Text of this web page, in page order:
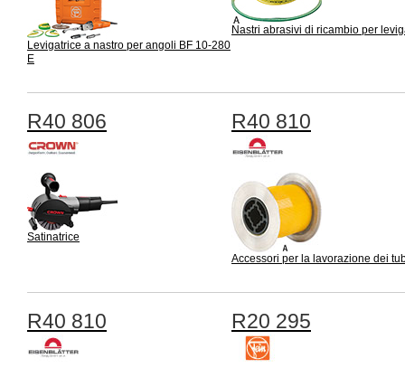
Levigatrice a nastro per angoli BF 10-280
E
Nastri abrasivi di ricambio per
R40 806
Satinatrice
R40 810
Accessori per la lavorazione dei
R40 810 R20 295